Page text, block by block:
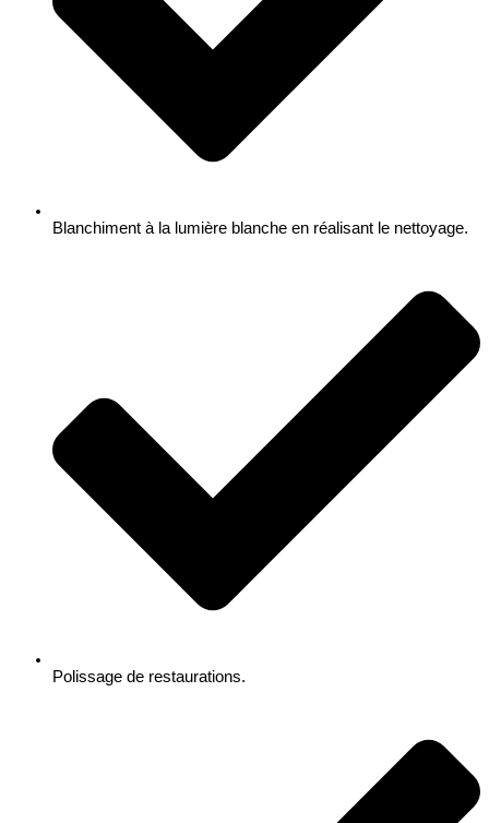
Blanchiment à la lumière blanche en réalisant le nettoyage.
Polissage de restaurations.